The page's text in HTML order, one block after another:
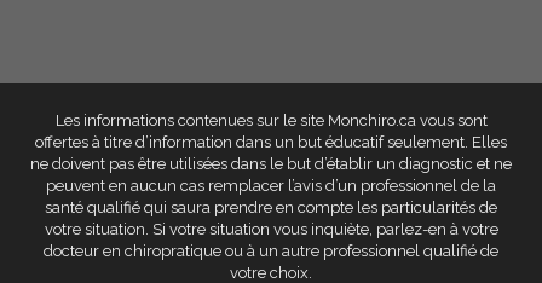
Les informations contenues sur le site Monchiro.ca vous sont
offertes à titre d’information dans un but éducatif seulement . Elles
ne doivent pas être utilisées dans le but d’établir un diagnostic et ne
peuvent en aucun cas remplacer l’avis d’un professionnel de la
santé qualifié qui saura prendre en compte les particularités de
votre situation. Si votre situation vous inquiète, parlez-en à votre
docteur en chiropratique ou à un autre professionnel qualifié de
votre choix.